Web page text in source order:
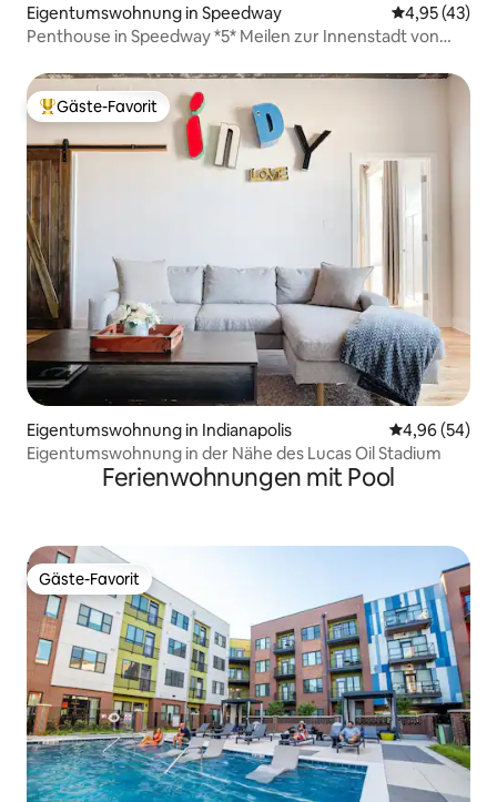
Eigentumswohnung in Speedway
4,95 (43)
Penthouse in Speedway *5* Meilen zur Innenstadt von
Beliebter Gäste-Favorit.
Gäste-Favorit
Eigentumswohnung in Indianapolis
4,96 (54)
Eigentumswohnung in der Nähe des Lucas Oil Stadium
Ferienwohnungen mit Pool
Gäste-Favorit
Gäste-Favorit